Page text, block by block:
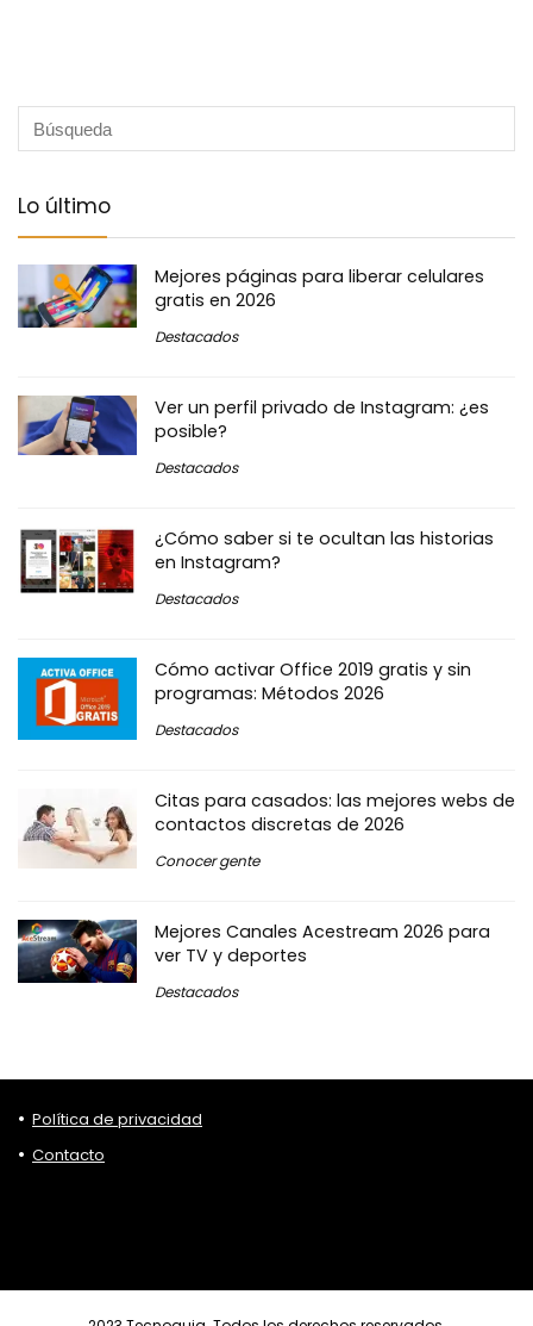
Lo último
Mejores páginas para liberar celulares
gratis en 2026
Destacados
Ver un perfil privado de Instagram: ¿es
posible?
Destacados
¿Cómo saber si te ocultan las historias
en Instagram?
Destacados
Cómo activar Office 2019 gratis y sin
programas: Métodos 2026
Destacados
Citas para casados: las mejores webs de
contactos discretas de 2026
Conocer gente
Mejores Canales Acestream 2026 para
ver TV y deportes
Destacados
Política de privacidad
Contacto